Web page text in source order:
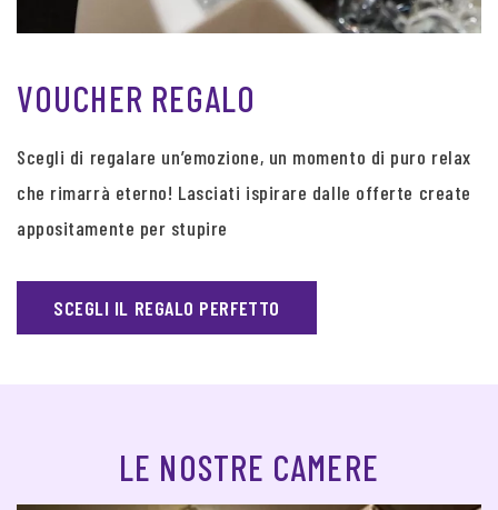
VOUCHER REGALO
Scegli di regalare un’emozione, un momento di puro relax
che rimarrà eterno! Lasciati ispirare dalle offerte create
appositamente per stupire
SCEGLI IL REGALO PERFETTO
LE NOSTRE CAMERE